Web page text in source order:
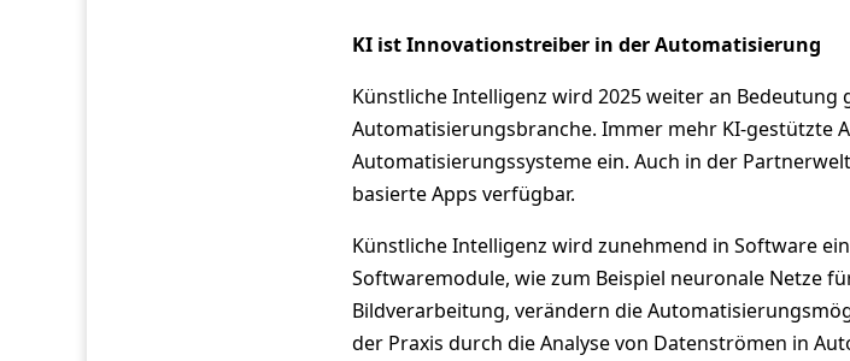
KI ist Innovationstreiber in der Automatisierung
Künstliche Intelligenz wird 2025 weiter an Bedeutung
Automatisierungsbranche. Immer mehr KI-gestützte
Automatisierungssysteme ein. Auch in der
basierte Apps verfügbar.
Künstliche Intelligenz wird zunehmend in Software
Softwaremodule, wie zum Beispiel neuronale Netze
Bildverarbeitung, verändern die
der Praxis durch die Analyse von Datenströmen in